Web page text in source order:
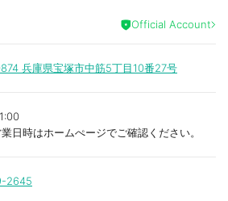
i
t
a
Official Account
兵庫県宝塚市中筋5丁目10番27号
日時はホームぺージでご確認ください。
2645